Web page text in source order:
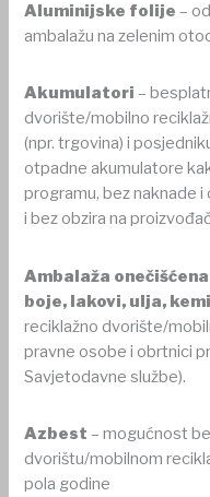
Aluminijske folije–
ambalažu na zelenim
Akumulatori–
dvorište/mobilno
(npr. trgovina) i
otpadne akumulatore
programu, bez naknade
i bez obzira na
Ambalaža
boje, lakovi, ulja,
reciklažno dvorište/
pravne osobe i obrtnici
Savjetodavne službe).
Azbest – mogućnost
dvorištu/mobilnom
pola godine